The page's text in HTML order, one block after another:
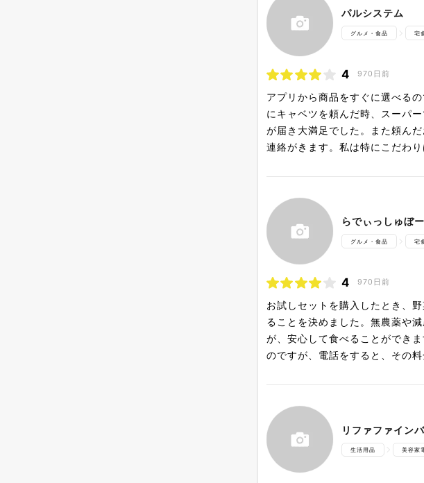
パルシステム
グルメ・食品 宅
4 970日前
アプリから商品をすぐに選べる
にキャベツを頼んだ時、スーパ
が届き大満足でした。また頼ん
連絡がきます。私は特にこだわ
らでぃっしゅぼ
グルメ・食品 宅
4 970日前
お試しセットを購入したとき、
ることを決めました。無農薬や
が、安心して食べることができ
のですが、電話をすると、その
リファファイン
生活用品 美容家